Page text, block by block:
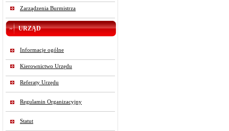
Zarządzenia Burmistrza
URZĄD
Informacje ogólne
Kierownictwo Urzędu
Referaty Urzędu
Regulamin Organizacyjny
Statut